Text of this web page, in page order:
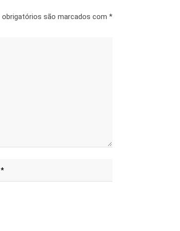
obrigatórios são marcados com *